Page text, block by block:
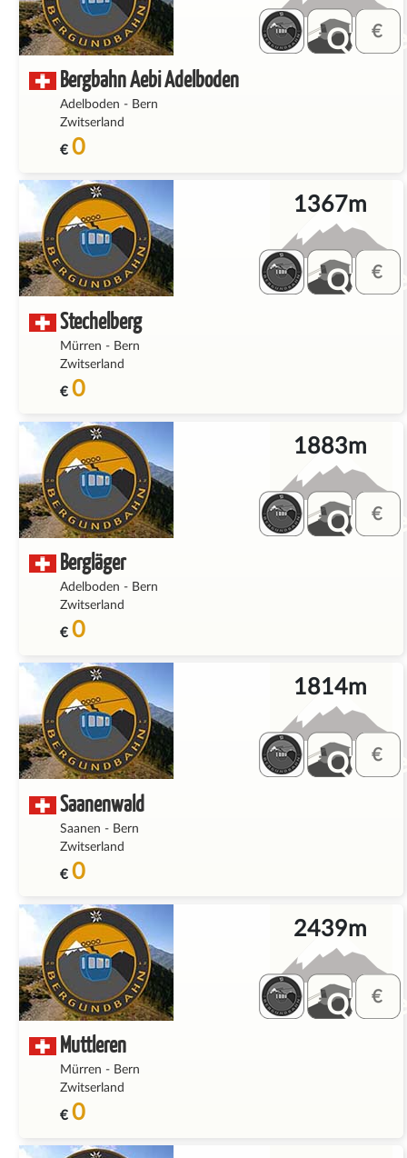
Bergbahn Aebi Adelboden
Adelboden - Bern
Zwitserland
€ 0
Stechelberg
Mürren - Bern
Zwitserland
€ 0
1367m
Bergläger
Adelboden - Bern
Zwitserland
€ 0
1883m
Saanenwald
Saanen - Bern
Zwitserland
€ 0
1814m
Muttleren
Mürren - Bern
Zwitserland
€ 0
2439m